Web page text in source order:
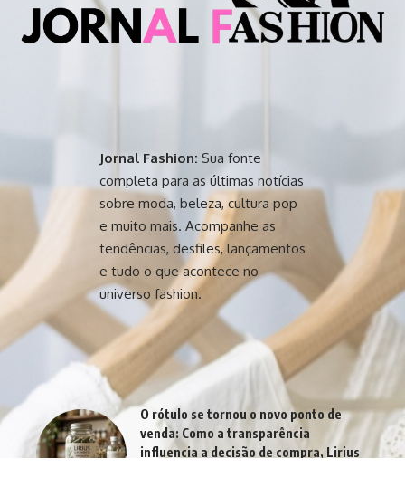
Jornal Fashion: Sua fonte
completa para as últimas notícias
sobre moda, beleza, cultura pop
e muito mais. Acompanhe as
tendências, desfiles, lançamentos
e tudo o que acontece no
universo fashion.
O rótulo se tornou o novo ponto de
venda: Como a transparência
influencia a decisão de compra, Lirius